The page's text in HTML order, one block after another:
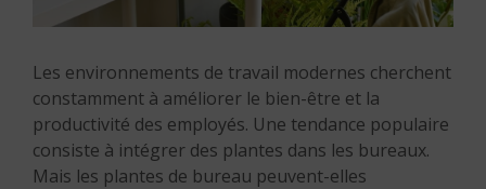
Les environnements de travail modernes cherchent
constamment à améliorer le bien-être et la
productivité des employés. Une tendance populaire
consiste à intégrer des plantes dans les bureaux.
Mais les plantes de bureau peuvent-elles